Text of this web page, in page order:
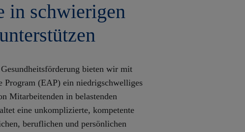
in schwierigen
bieten wir mit
Program (EAP) ein niedrigschwelliges
Mitarbeitenden in belastenden
eine unkomplizierte, kompetente
beruflichen und persönlichen